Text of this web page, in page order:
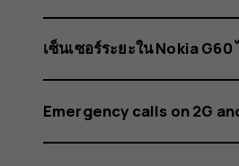
เซ็นเซอร์ระยะใน Nokia G60
Emergency calls on 2G